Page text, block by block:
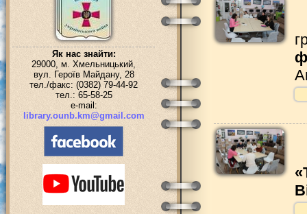
Як нас знайти:
29000, м. Хмельницький,
вул. Героїв Майдану, 28
тел./факс: (0382) 79-44-92
тел.: 65-58-25
e-mail:
library.ounb.km@gmail.com